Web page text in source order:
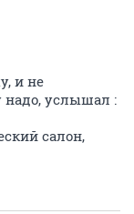
и не
надо, услышал :
салон,